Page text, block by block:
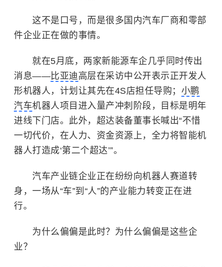
这不是口号，而是很多国内汽车厂商和零部
件企业正在做的事情。
就在5月底，两家新能源车企几乎同时传出
消息——比亚迪高层在采访中公开表示正开发人
形机器人，计划让其先在4S店担任导购； 小鹏
汽车机器人项目进入量产冲刺阶段，目标是明年
进线下门店。此外，超达装备董事长喊出“不惜
一切代价，在人力、资金资源上，全力将智能机
器人打造成‘第二个超达’”。
汽车产业链企业正在纷纷向机器人赛道转
身，一场从“车”到“人”的产业能力转变正在进
行。
为什么偏偏是此时？为什么偏偏是这些企
业？